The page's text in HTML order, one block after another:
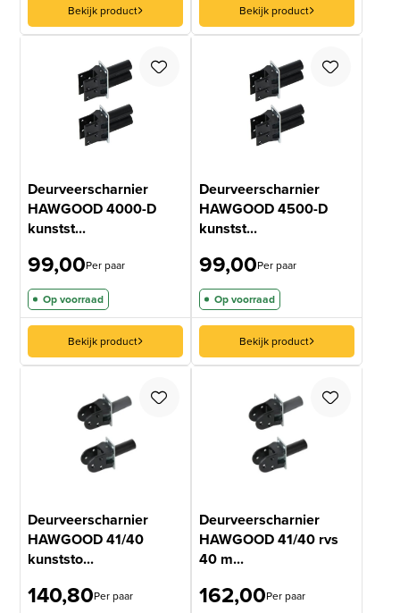
Bekijk product Bekijk product
Deurveerscharnier
HAWGOOD 4000-D
kunstst...
99,00Per paar
Op voorraad
Bekijk product
Deurveerscharnier
HAWGOOD 4500-D
kunstst...
99,00Per paar
Op voorraad
Bekijk product
Deurveerscharnier
HAWGOOD 41/40
kunststo...
140,80Per paar
Deurveerscharnier
HAWGOOD 41/40 rvs
40 m...
162,00Per paar